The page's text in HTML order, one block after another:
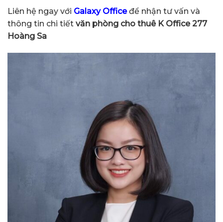
Liên hệ ngay với Galaxy Officeđể nhận tư vấn và
thông tin chi tiết văn phòng cho thuê K Office 277
Hoàng Sa